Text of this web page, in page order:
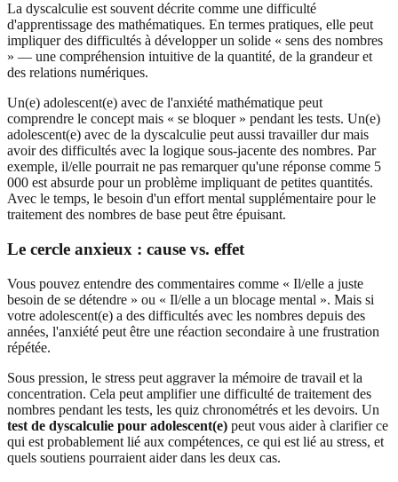
La dyscalculie est souvent décrite comme une difficulté
d'apprentissage des mathématiques. En termes pratiques, elle peut
impliquer des difficultés à développer un solide « sens des nombres
» — une compréhension intuitive de la quantité, de la grandeur et
des relations numériques.
Un(e) adolescent(e) avec de l'anxiété mathématique peut
comprendre le concept mais « se bloquer » pendant les tests. Un(e)
adolescent(e) avec de la dyscalculie peut aussi travailler dur mais
avoir des difficultés avec la logique sous-jacente des nombres. Par
exemple, il/elle pourrait ne pas remarquer qu'une réponse comme 5
000 est absurde pour un problème impliquant de petites quantités.
Avec le temps, le besoin d'un effort mental supplémentaire pour le
traitement des nombres de base peut être épuisant.
Le cercle anxieux : cause vs. effet
Vous pouvez entendre des commentaires comme « Il/elle a juste
besoin de se détendre » ou « Il/elle a un blocage mental ». Mais si
votre adolescent(e) a des difficultés avec les nombres depuis des
années, l'anxiété peut être une réaction secondaire à une frustration
répétée.
Sous pression, le stress peut aggraver la mémoire de travail et la
concentration. Cela peut amplifier une difficulté de traitement des
nombres pendant les tests, les quiz chronométrés et les devoirs. Un
test de dyscalculie pour adolescent(e) peut vous aider à clarifier ce
qui est probablement lié aux compétences, ce qui est lié au stress, et
quels soutiens pourraient aider dans les deux cas.